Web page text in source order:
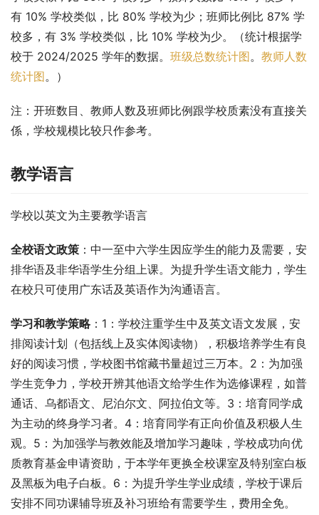
有 10% 学校类似，比 80% 学校为少；班师比例比 87% 学
校多，有 3% 学校类似，比 10% 学校为少。（统计根据学
校于 2024/2025 学年的数据。 班级总数统计图。 教师人数
统计图。）
注：开班数目、教师人数及班师比例跟学校质素没有直接关
係，学校规模比较只作参考。
教学语言
学校以英文为主要教学语言
全校语文政策 ：中一至中六学生因应学生的能力及需要，安
排华语及非华语学生分组上课。为提升学生语文能力，学生
在校只可使用广东话及英语作为沟通语言。
学习和教学策略：1：学校注重学生中及英文语文发展，安
排阅读计划（包括线上及实体阅读物），积极培养学生有良
好的阅读习惯，学校图书馆藏书量超过三万本。2：为加强
学生竞争力，学校开辨其他语文给学生作为选修课程，如普
通话、乌都语文、尼泊尔文、阿拉伯文等。3：培育同学成
为主动的终身学习者。4：培育同学有正向价值及积极人生
观。5：为加强学与教效能及增加学习趣味，学校成功向优
质教育基金申请资助，于本学年更换全校课室及特别室白板
及黑板为电子白板。6：为提升学生学业成绩，学校于课后
安排不同功课辅导班及补习班给有需要学生，费用全免。